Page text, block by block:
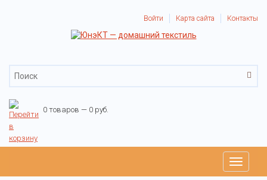
Войти Карта сайта Контакты
0 товаров — 0 руб.
Toggle